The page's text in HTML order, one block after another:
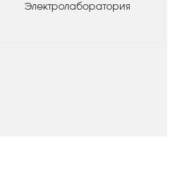
Электролаборатория